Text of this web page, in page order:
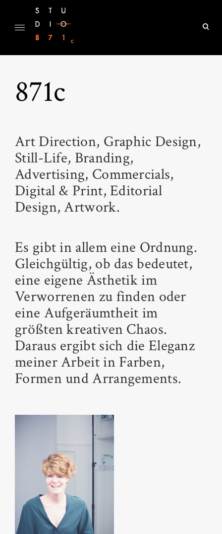
content
Studio 871c
open
871c
Art Direction, Graphic Design,
Still-Life, Branding,
Advertising, Commercials,
Digital & Print, Editorial
Design, Artwork.
Es gibt in allem eine Ordnung.
Gleichgültig, ob das bedeutet,
eine eigene Ästhetik im
Verworrenen zu finden oder
eine Aufgeräumtheit im
größten kreativen Chaos.
Daraus ergibt sich die Eleganz
meiner Arbeit in Farben,
Formen und Arrangements.